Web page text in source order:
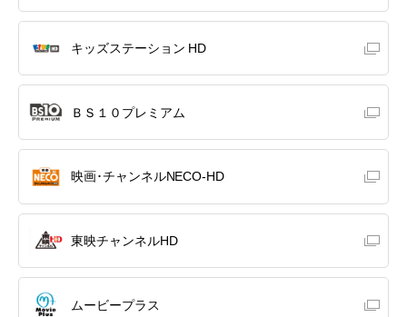
キッズステーション HD
ＢＳ１０プレミアム
映画･チャンネルNECO-HD
東映チャンネルHD
ムービープラス